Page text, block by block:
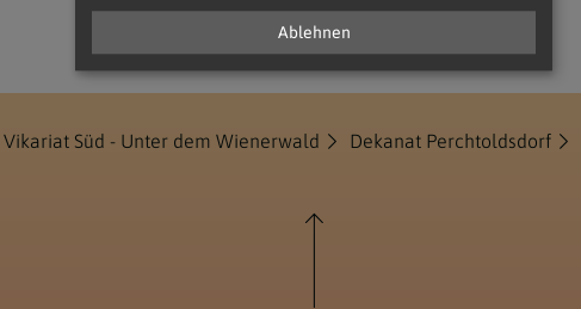
Vikariat Süd - Unter dem Wienerwald Dekanat Perchtoldsdorf
Ablehnen